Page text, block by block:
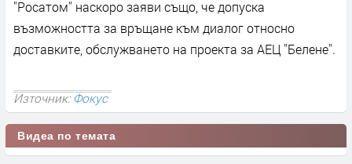
''Росатом'' наскоро заяви също, че допуска
възможността за връщане към диалог относно
доставките, обслужването на проекта за АЕЦ ''Белене''.
Източник:Фокус
Видеа по темата